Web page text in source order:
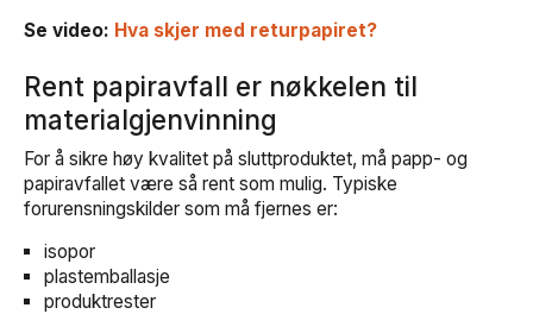
Se video: Hva skjer med returpapiret?
Rent papiravfall er nøkkelen til
materialgjenvinning
For å sikre høy kvalitet på sluttproduktet, må papp- og
papiravfallet være så rent som mulig. Typiske
forurensningskilder som må fjernes er:
isopor
plastemballasje
produktrester